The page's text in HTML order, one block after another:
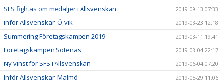
SFS fightas om medaljer i Allsvenskan 2019-09-13 07:33
Inför Allsvenskan Ö-vik 2019-08-23 12:18
Summering Företagskampen 2019 2019-08-11 19:41
Företagskampen Sotenäs 2019-08-04 22:17
Ny vinst för SFS i Allsvenskan 2019-06-04 07:20
Inför Allsvenskan Malmö 2019-05-29 11:06